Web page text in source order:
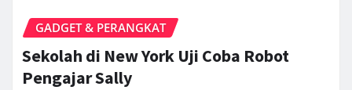
GADGET & PERANGKAT
Sekolah di New York Uji Coba Robot
Pengajar Sally